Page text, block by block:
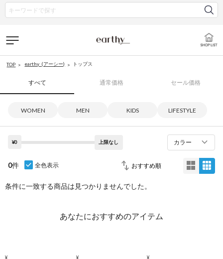
TOP earthy_(アーシー) トップス
すべて 通常価格 セール価格
WOMEN MEN KIDS LIFESTYLE
¥0 上限なし カラー
0件 全色表示
条件に一致する商品は見つかりませんでした。
あなたにおすすめのアイテム